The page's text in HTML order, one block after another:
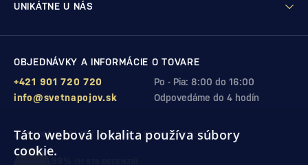
UNIKÁTNE U NÁS
OBJEDNÁVKY A INFORMÁCIE O TOVARE
Po - Pia: 8:00 do 16:00
+421 901 720 720
Odpovedáme do 4 hodín
info@svetnapojov.sk
ZÁRUKA KVALITY A VAŠEJ SPOKOJNOSTI
Táto webová lokalita používa súbory
cookie.